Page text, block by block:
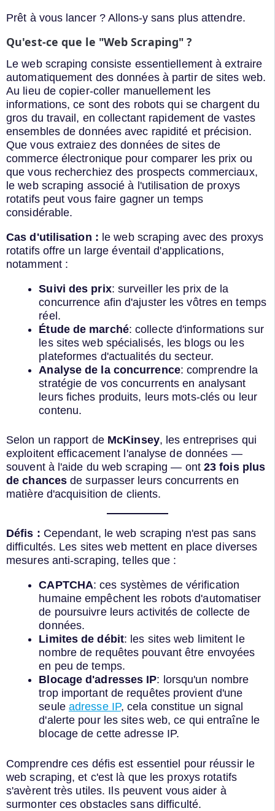
Prêt à vous lancer ? Allons-y sans plus attendre.
Qu'est-ce que le "Web Scraping" ?
Le web scraping consiste essentiellement à extraire
automatiquement des données à partir de sites web.
Au lieu de copier-coller manuellement les
informations, ce sont des robots qui se chargent du
gros du travail, en collectant rapidement de vastes
ensembles de données avec rapidité et précision.
Que vous extraiez des données de sites de
commerce électronique pour comparer les prix ou
que vous recherchiez des prospects commerciaux,
le web scraping associé à l'utilisation de proxys
rotatifs peut vous faire gagner un temps
considérable.
Cas d'utilisation : le web scraping avec des proxys
rotatifs offre un large éventail d'applications,
notamment :
Suivi des prix: surveiller les prix de la
concurrence afin d'ajuster les vôtres en temps
réel.
Étude de marché: collecte d'informations sur
les sites web spécialisés, les blogs ou les
plateformes d'actualités du secteur.
Analyse de la concurrence: comprendre la
stratégie de vos concurrents en analysant
leurs fiches produits, leurs mots-clés ou leur
contenu.
Selon un rapport de McKinsey, les entreprises qui
exploitent efficacement l'analyse de données —
souvent à l'aide du web scraping — ont 23 fois plus
de chances de surpasser leurs concurrents en
matière d'acquisition de clients.
Défis : Cependant, le web scraping n'est pas sans
difficultés. Les sites web mettent en place diverses
mesures anti-scraping, telles que :
CAPTCHA: ces systèmes de vérification
humaine empêchent les robots d'automatiser
de poursuivre leurs activités de collecte de
données.
Limites de débit: les sites web limitent le
nombre de requêtes pouvant être envoyées
en peu de temps.
Blocage d'adresses IP: lorsqu'un nombre
trop important de requêtes provient d'une
seule adresse IP, cela constitue un signal
d'alerte pour les sites web, ce qui entraîne le
blocage de cette adresse IP.
Comprendre ces défis est essentiel pour réussir le
web scraping, et c'est là que les proxys rotatifs
s'avèrent très utiles. Ils peuvent vous aider à
surmonter ces obstacles sans difficulté.